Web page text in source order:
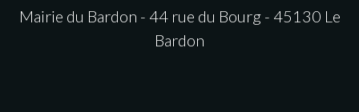
Mairie du Bardon - 44 rue du Bourg - 45130 Le
Bardon